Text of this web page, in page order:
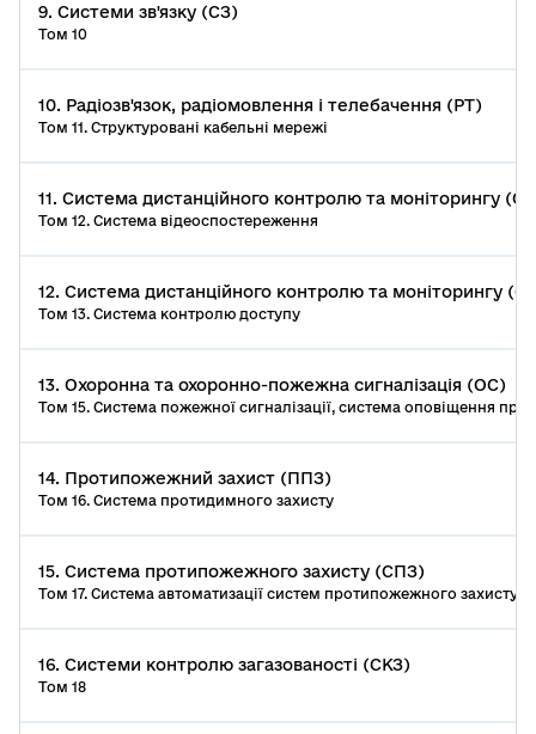
9. Системи зв'язку (СЗ)
Том 10
10. Радіозв'язок, радіомовлення і телебачення (РТ)
Том 11. Структуровані кабельні мережі
11. Система дистанційного контролю та моніторингу
Том 12. Система відеоспостереження
12. Система дистанційного контролю та моніторингу
Том 13. Система контролю доступу
13. Охоронна та охоронно-пожежна сигналізація (ОС)
Том 15. Система пожежної сигналізації, система оповіщення
14. Протипожежний захист (ППЗ)
Том 16. Система протидимного захисту
15. Система протипожежного захисту (СПЗ)
Том 17. Система автоматизації систем протипожежного захисту
16. Системи контролю загазованості (СКЗ)
Том 18